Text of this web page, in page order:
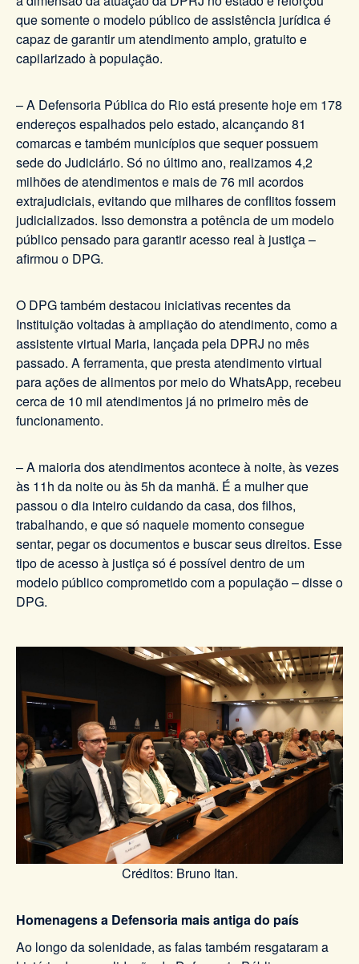
que somente o modelo público de assistência jurídica é
capaz de garantir um atendimento amplo, gratuito e
capilarizado à população.
– A Defensoria Pública do Rio está presente hoje em 178
endereços espalhados pelo estado, alcançando 81
comarcas e também municípios que sequer possuem
sede do Judiciário. Só no último ano, realizamos 4,2
milhões de atendimentos e mais de 76 mil acordos
extrajudiciais, evitando que milhares de conflitos fossem
judicializados. Isso demonstra a potência de um modelo
público pensado para garantir acesso real à justiça –
afirmou o DPG.
O DPG também destacou iniciativas recentes da
Instituição voltadas à ampliação do atendimento, como a
assistente virtual Maria, lançada pela DPRJ no mês
passado. A ferramenta, que presta atendimento virtual
para ações de alimentos por meio do WhatsApp, recebeu
cerca de 10 mil atendimentos já no primeiro mês de
funcionamento.
– A maioria dos atendimentos acontece à noite, às vezes
às 11h da noite ou às 5h da manhã. É a mulher que
passou o dia inteiro cuidando da casa, dos filhos,
trabalhando, e que só naquele momento consegue
sentar, pegar os documentos e buscar seus direitos. Esse
tipo de acesso à justiça só é possível dentro de um
modelo público comprometido com a população – disse o
DPG.
Créditos: Bruno Itan.
Homenagens a Defensoria mais antiga do país
Ao longo da solenidade, as falas também resgataram a